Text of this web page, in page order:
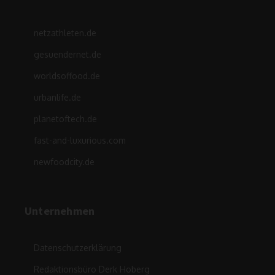
netzathleten.de
gesuendernet.de
worldsoffood.de
urbanlife.de
planetoftech.de
fast-and-luxurious.com
newfoodcity.de
Unternehmen
Datenschutzerklärung
Redaktionsbüro Derk Hoberg